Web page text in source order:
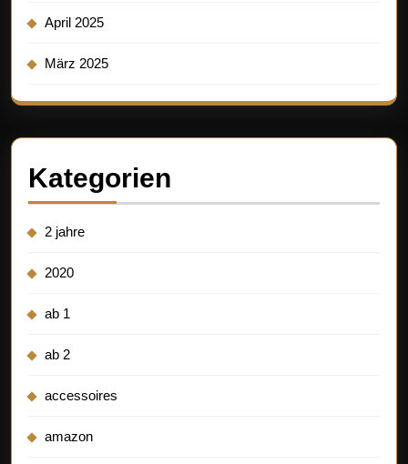
April 2025
März 2025
Kategorien
2 jahre
2020
ab 1
ab 2
accessoires
amazon